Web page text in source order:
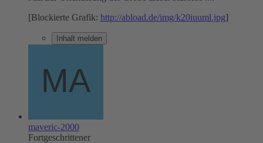
[Blockierte Grafik: http://abload.de/img/k20iuuml.jpg]
Inhalt melden
maveric-2000
Fortgeschrittener